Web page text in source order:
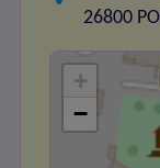
26800
+
−